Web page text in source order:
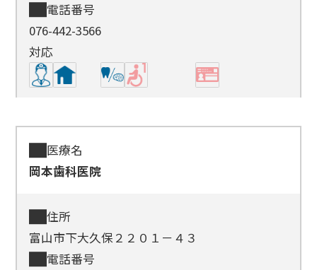
電話番号
076-442-3566
対応
医療名
岡本歯科医院
住所
富山市下大久保２２０１－４３
電話番号